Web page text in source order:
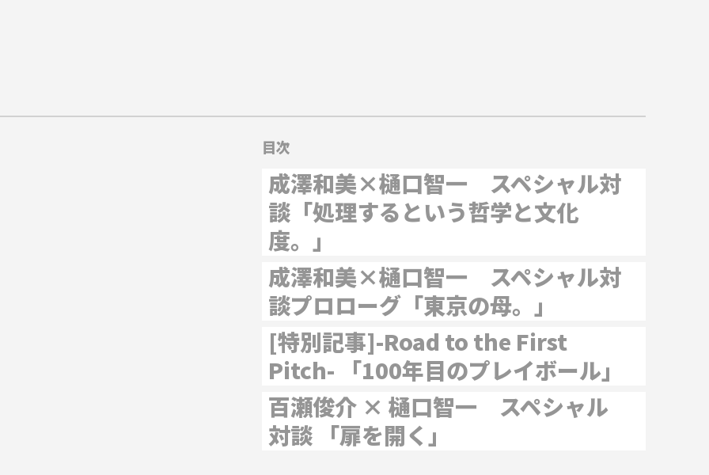
目次
成澤和美×樋口智一 スペシャル対
談「処理するという哲学と文化
度。」
成澤和美×樋口智一 スペシャル対
談プロローグ「東京の母。」
[特別記事]-Road to the First
Pitch- 「100年目のプレイボール」
百瀬俊介 × 樋口智一 スペシャル
対談 「扉を開く」